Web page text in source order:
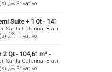
,
Privativo:
, 2 Vaga(s) ,
Suíte + 1 Qt - 141
Santa Catarina, Brasil
,
Privativo:
, 1 Vaga(s) ,
Qt - 104,61 m² -
Santa Catarina, Brasil
,
Privativo: